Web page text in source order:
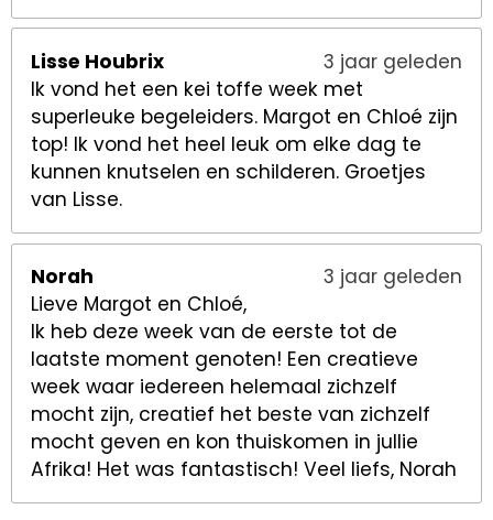
Lisse Houbrix
3 jaar geleden
Ik vond het een kei toffe week met
superleuke begeleiders. Margot en Chloé zijn
top! Ik vond het heel leuk om elke dag te
kunnen knutselen en schilderen. Groetjes
van Lisse.
Norah
3 jaar geleden
Lieve Margot en Chloé,
Ik heb deze week van de eerste tot de
laatste moment genoten! Een creatieve
week waar iedereen helemaal zichzelf
mocht zijn, creatief het beste van zichzelf
mocht geven en kon thuiskomen in jullie
Afrika! Het was fantastisch! Veel liefs, Norah